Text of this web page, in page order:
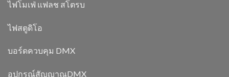
ไฟโมเฟ่ แฟลช สโตรบ
ไฟสตูดิโอ
บอร์ดควบคุม DMX
อุปกรณ์สัญญาณDMX